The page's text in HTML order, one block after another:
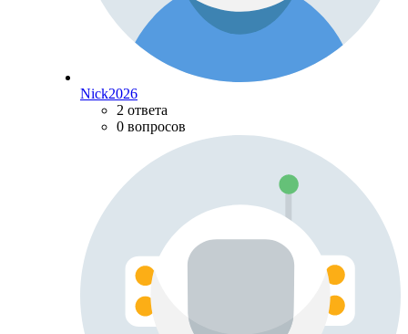
Nick2026
2 ответа
0 вопросов